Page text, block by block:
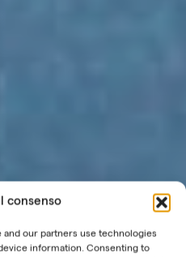
consenso
our partners use technologies
information. Consenting to